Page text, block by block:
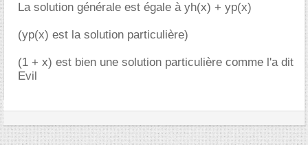
La solution générale est égale à yh(x) + yp(x)
(yp(x) est la solution particulière)
(1 + x) est bien une solution particulière comme l'a dit
Evil